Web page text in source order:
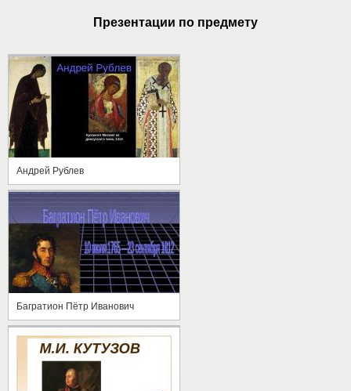
Презентации по предмету
Андрей Рублев
Багратион Пётр Иванович